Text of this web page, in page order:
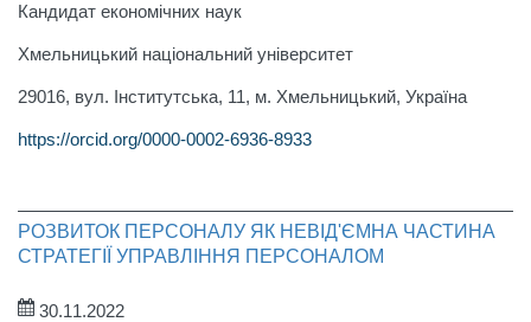
Кандидат економічних наук
Хмельницький національний університет
29016, вул. Інститутська, 11, м. Хмельницький, Україна
https://orcid.org/0000-0002-6936-8933
РОЗВИТОК ПЕРСОНАЛУ ЯК НЕВІД'ЄМНА ЧАСТИНА
СТРАТЕГІЇ УПРАВЛІННЯ ПЕРСОНАЛОМ
30.11.2022